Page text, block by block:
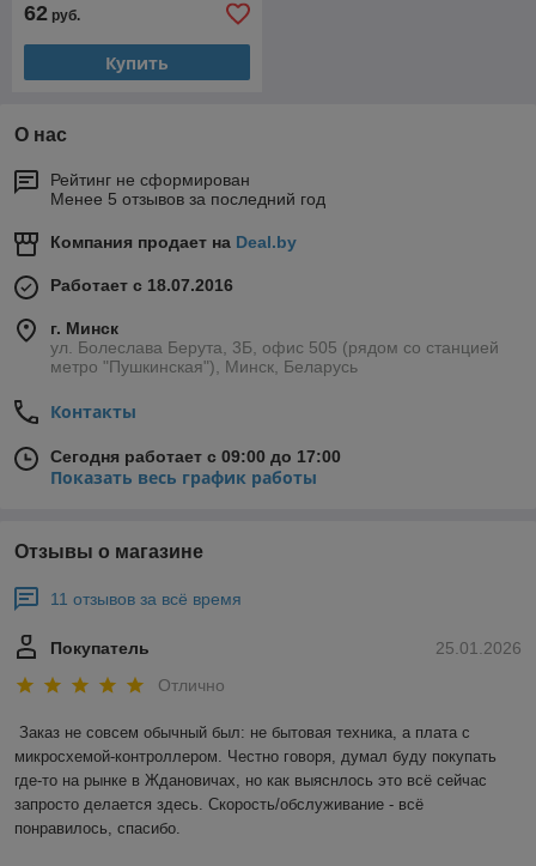
62 руб.
Купить
О нас
Рейтинг не сформирован
Менее 5 отзывов за последний год
Компания продает на Deal.by
Работает с 18.07.2016
г. Минск
ул. Болеслава Берута, 3Б, офис 505 (рядом со станцией
метро "Пушкинская"), Минск, Беларусь
Контакты
Сегодня работает с 09:00 до 17:00
Показать весь график работы
Отзывы о магазине
11 отзывов за всё время
25.01.2026
Покупатель
Отлично
Заказ не совсем обычный был: не бытовая техника, а плата с
микросхемой-контроллером. Честно говоря, думал буду покупать
где-то на рынке в Ждановичах, но как выяснлось это всё сейчас
запросто делается здесь. Скорость/обслуживание - всё
понравилось, спасибо.